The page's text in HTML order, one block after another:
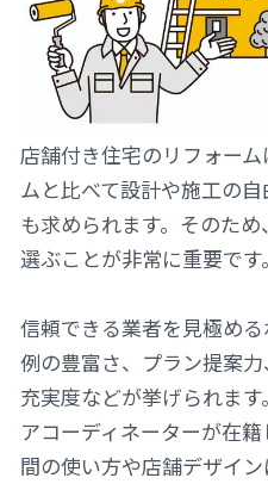
店舗付き住宅のリフォー
ムと比べて設計や施工の
も求められます。そのた
選ぶことが非常に重要です。
信頼できる業者を見極め
例の豊富さ、プラン提案
充実度などが挙げられま
アコーディネーターが在
間の使い方や店舗デザイ